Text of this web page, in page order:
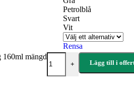
Petrolblå
Svart
Vit
Rensa
mängd
+ Lägg till i